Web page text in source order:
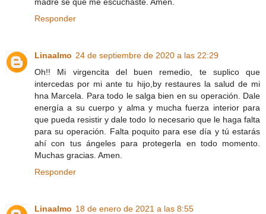
Responder
Linaalmo 24 de septiembre de 2020 a las 22:29
Oh!! Mi virgencita del buen remedio, te suplico que
intercedas por mi ante tu hijo,by restaures la salud de mi
hna Marcela. Para todo le salga bien en su operación. Dale
energía a su cuerpo y alma y mucha fuerza interior para
que pueda resistir y dale todo lo necesario que le haga falta
para su operación. Falta poquito para ese día y tú estarás
ahí con tus ángeles para protegerla en todo momento.
Muchas gracias. Amen.
Responder
Linaalmo 18 de enero de 2021 a las 8:55